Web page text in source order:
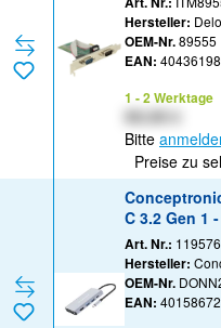
Hersteller:
OEM-Nr.89555
EAN:
1 - 2 Werktage
Bitte
Preise zu
C 3.2 Gen 1
Art. Nr.:
Hersteller:
OEM-Nr.
EAN: